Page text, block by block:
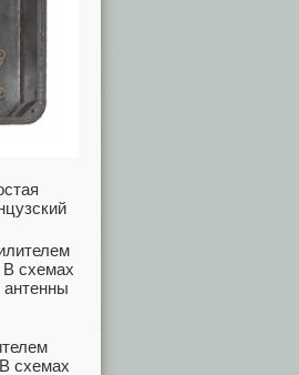
схемах